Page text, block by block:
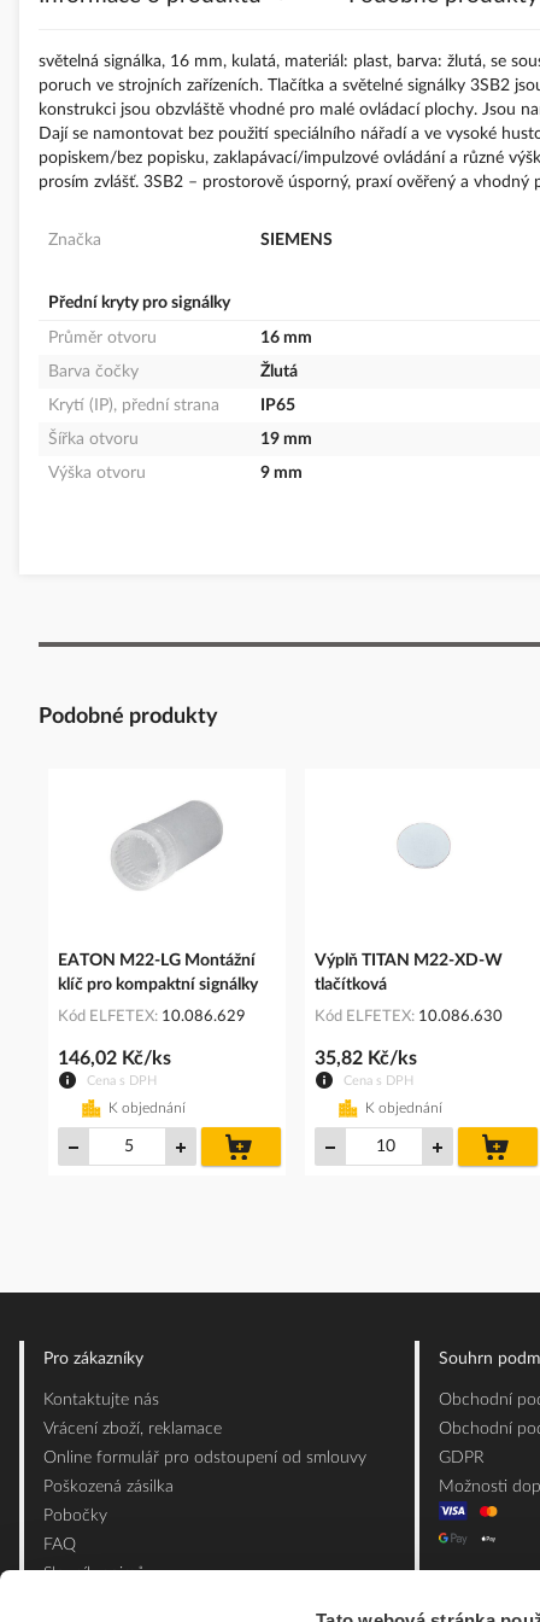
světelná signálka, 16 mm, kulatá, materiál: plast, barva: žlutá, se
poruch ve strojních zařízeních. Tlačítka a světelné signálky 3SB2
konstrukci jsou obzvláště vhodné pro malé ovládací plochy. Jsou
Dají se namontovat bez použití speciálního nářadí a ve vysoké
popiskem/bez popisku, zaklapávací/impulzové ovládání a různé
prosím zvlášť. 3SB2 – prostorově úsporný, praxí ověřený a vhodný
Značka SIEMENS
Přední kryty pro signálky
Průměr otvoru
16 mm
Barva čočky
Žlutá
Krytí (IP), přední strana
IP65
Šířka otvoru
19 mm
Výška otvoru
9 mm
Podobné produkty
EATON M22-LG Montážní
klíč pro kompaktní signálky
Kód ELFETEX 10.086.629
Cena s DPH
146,02 Kč/ks
K objednání
košíku
Výplň TITAN M22-XD-W
tlačítková
Kód ELFETEX 10.086.630
Cena s DPH
35,82 Kč/ks
K objednání
Pro zákazníky
Kontaktujte nás
Vrácení zboží, reklamace
Online formulář pro odstoupení od smlouvy
Poškozená zásilka
Pobočky
FAQ
Slovník pojmů
Souhrn
Obchodní
Obchodní
GDPR
Možnosti